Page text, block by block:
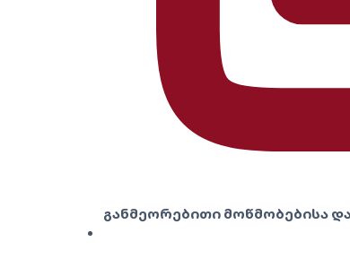
განმეორებითი მოწმობებისა